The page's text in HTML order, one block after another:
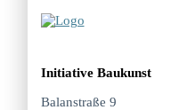
Initiative Baukunst
Balanstraße 9